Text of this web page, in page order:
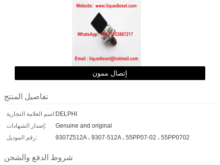
إتصال ممون
تفاصيل المنتج
اسم العلامة التجارية:DELPHI
إصدار الشهادات:
Genuine and original
رقم الموديل:
9307Z512A ، 9307-512A ، 55PP07-02 ، 55PP0702
شروط الدفع والشحن